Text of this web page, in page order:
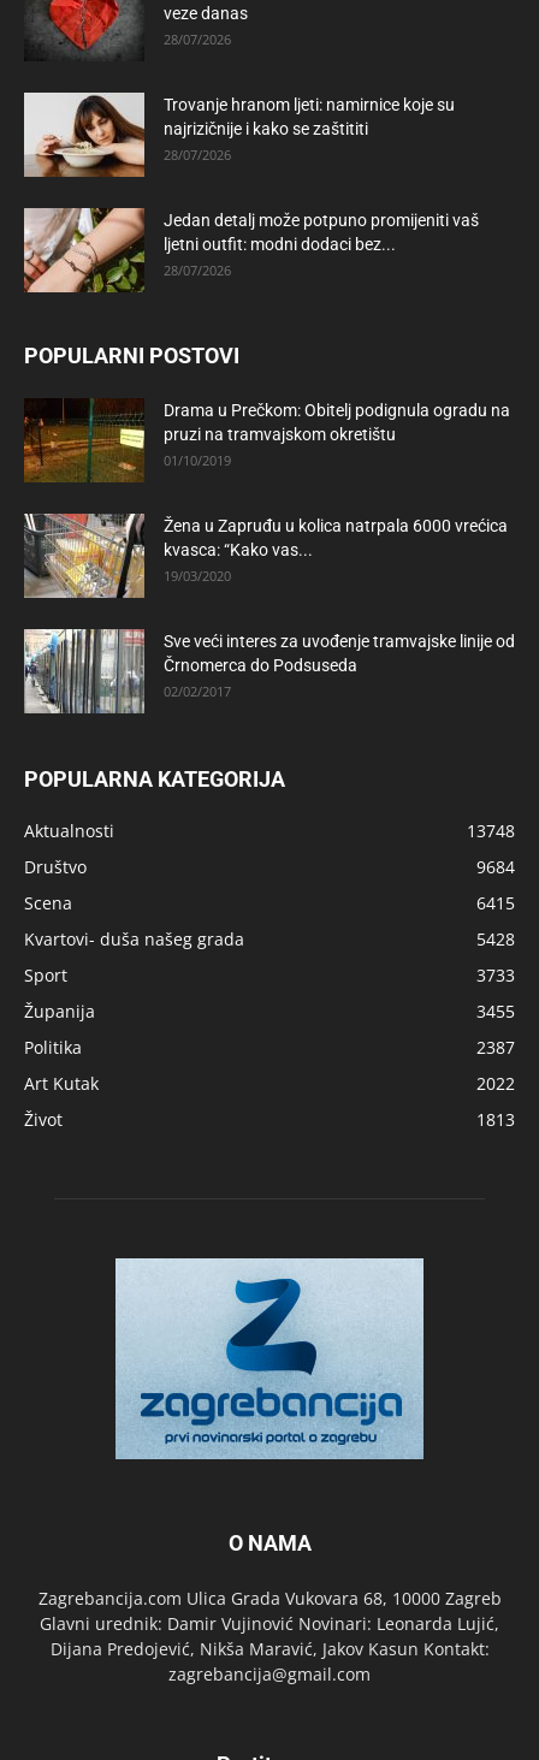
veze danas
28/07/2026
Trovanje hranom ljeti: namirnice koje su
najrizičnije i kako se zaštititi
28/07/2026
Jedan detalj može potpuno promijeniti vaš
ljetni outfit: modni dodaci bez...
28/07/2026
POPULARNI POSTOVI
Drama u Prečkom: Obitelj podignula ogradu na
pruzi na tramvajskom okretištu
01/10/2019
Žena u Zapruđu u kolica natrpala 6000 vrećica
kvasca: “Kako vas...
19/03/2020
Sve veći interes za uvođenje tramvajske linije od
Črnomerca do Podsuseda
02/02/2017
POPULARNA KATEGORIJA
Aktualnosti
13748
Društvo
9684
Scena
6415
Kvartovi- duša našeg grada
5428
Sport
3733
Županija
3455
Politika
2387
Art Kutak
2022
Život
1813
O NAMA
Zagrebancija.com Ulica Grada Vukovara 68, 10000 Zagreb
Glavni urednik: Damir Vujinović Novinari: Leonarda Lujić,
Dijana Predojević, Nikša Maravić, Jakov Kasun Kontakt:
zagrebancija@gmail.com